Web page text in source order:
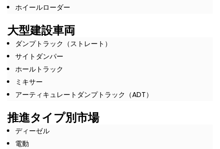
ホイールローダー
大型建設車両
ダンプトラック（ストレート）
サイトダンパー
ホールトラック
ミキサー
アーティキュレートダンプトラック（ADT）
推進タイプ別市場
ディーゼル
電動